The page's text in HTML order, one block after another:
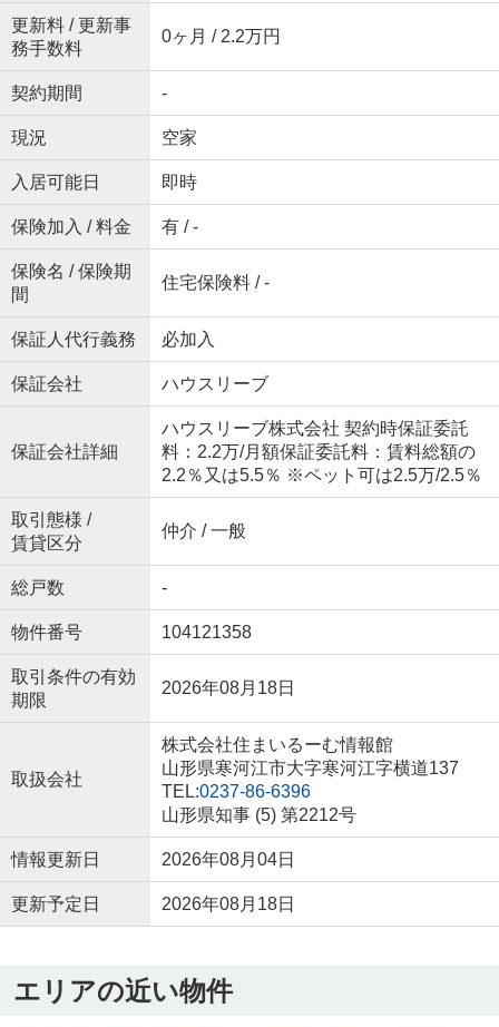
更新料 / 更新事
務手数料
0ヶ月 / 2.2万円
契約期間 -
現況 空家
入居可能日 即時
保険加入 / 料金 有 / -
保険名 / 保険期
間
住宅保険料 / -
保証人代行義務 必加入
保証会社 ハウスリーブ
保証会社詳細
ハウスリーブ株式会社 契約時保証委託
料：2.2万/月額保証委託料：賃料総額の
2.2％又は5.5％ ※ペット可は2.5万/2.5％
取引態様 /
賃貸区分
仲介 / 一般
総戸数 -
物件番号 104121358
取引条件の有効
期限
2026年08月18日
取扱会社
株式会社住まいるーむ情報館
山形県寒河江市大字寒河江字横道137
TEL:0237-86-6396
山形県知事 (5) 第2212号
情報更新日 2026年08月04日
更新予定日 2026年08月18日
エリアの近い物件